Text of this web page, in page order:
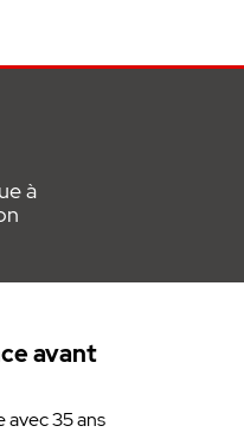
à
avant
avec 35 ans